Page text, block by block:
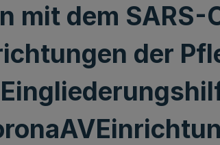
mit dem
der